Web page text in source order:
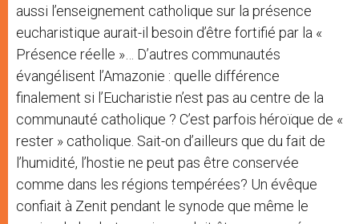
aussi l’enseignement catholique sur la présence
eucharistique aurait-il besoin d’être fortifié par la «
Présence réelle »… D’autres communautés
évangélisent l’Amazonie : quelle différence
finalement si l’Eucharistie n’est pas au centre de la
communauté catholique ? C’est parfois héroïque de «
rester » catholique. Sait-on d’ailleurs que du fait de
l’humidité, l’hostie ne peut pas être conservée
comme dans les régions tempérées? Un évêque
confiait à Zenit pendant le synode que même le